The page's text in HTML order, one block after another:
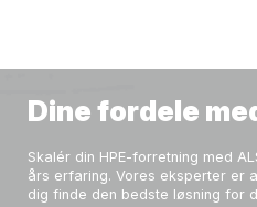
Dine fordele
Skalér din HPE-forretning med
års erfaring. Vores eksperter er
dig finde den bedste løsning for